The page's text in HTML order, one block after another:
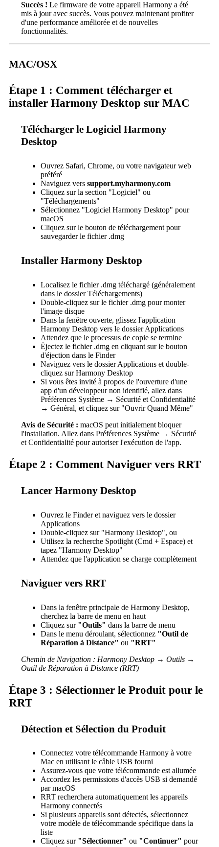
Succès ! Le firmware de votre appareil Harmony a été
mis à jour avec succès. Vous pouvez maintenant profiter
d'une performance améliorée et de nouvelles
fonctionnalités.
MAC/OSX
Étape 1 : Comment télécharger et
installer Harmony Desktop sur MAC
Télécharger le Logiciel Harmony
Desktop
Ouvrez Safari, Chrome, ou votre navigateur web
préféré
Naviguez vers support.myharmony.com
Cliquez sur la section "Logiciel" ou
"Téléchargements"
Sélectionnez "Logiciel Harmony Desktop" pour
macOS
Cliquez sur le bouton de téléchargement pour
sauvegarder le fichier .dmg
Installer Harmony Desktop
Localisez le fichier .dmg téléchargé (généralement
dans le dossier Téléchargements)
Double-cliquez sur le fichier .dmg pour monter
l'image disque
Dans la fenêtre ouverte, glissez l'application
Harmony Desktop vers le dossier Applications
Attendez que le processus de copie se termine
Éjectez le fichier .dmg en cliquant sur le bouton
d'éjection dans le Finder
Naviguez vers le dossier Applications et double-
cliquez sur Harmony Desktop
Si vous êtes invité à propos de l'ouverture d'une
app d'un développeur non identifié, allez dans
Préférences Système → Sécurité et Confidentialité
→ Général, et cliquez sur "Ouvrir Quand Même"
Avis de Sécurité : macOS peut initialement bloquer
l'installation. Allez dans Préférences Système → Sécurité
et Confidentialité pour autoriser l'exécution de l'app.
Étape 2 : Comment Naviguer vers RRT
Lancer Harmony Desktop
Ouvrez le Finder et naviguez vers le dossier
Applications
Double-cliquez sur "Harmony Desktop", ou
Utilisez la recherche Spotlight (Cmd + Espace) et
tapez "Harmony Desktop"
Attendez que l'application se charge complètement
Naviguer vers RRT
Dans la fenêtre principale de Harmony Desktop,
cherchez la barre de menu en haut
Cliquez sur "Outils" dans la barre de menu
Dans le menu déroulant, sélectionnez "Outil de
Réparation à Distance" ou "RRT"
Chemin de Navigation : Harmony Desktop → Outils →
Outil de Réparation à Distance (RRT)
Étape 3 : Sélectionner le Produit pour le
RRT
Détection et Sélection du Produit
Connectez votre télécommande Harmony à votre
Mac en utilisant le câble USB fourni
Assurez-vous que votre télécommande est allumée
Accordez les permissions d'accès USB si demandé
par macOS
RRT recherchera automatiquement les appareils
Harmony connectés
Si plusieurs appareils sont détectés, sélectionnez
votre modèle de télécommande spécifique dans la
liste
Cliquez sur "Sélectionner" ou "Continuer" pour